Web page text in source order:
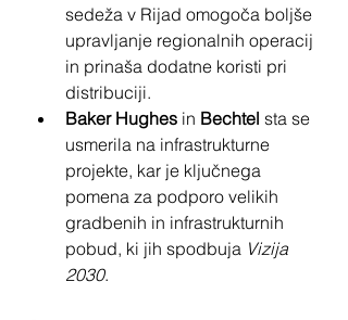
sedeža v Rijad omogoča boljše
upravljanje regionalnih operacij
in prinaša dodatne koristi pri
distribuciji.
Baker Hughes in Bechtel sta se
usmerila na infrastrukturne
projekte, kar je ključnega
pomena za podporo velikih
gradbenih in infrastrukturnih
pobud, ki jih spodbuja Vizija
2030.